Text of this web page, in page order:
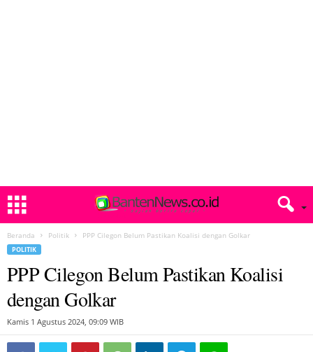
Beranda Politik PPP Cilegon Belum Pastikan Koalisi dengan Golkar
POLITIK
PPP Cilegon Belum Pastikan Koalisi
dengan Golkar
Kamis 1 Agustus 2024, 09:09 WIB